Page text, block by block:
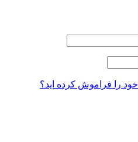
را فراموش کرده اید؟